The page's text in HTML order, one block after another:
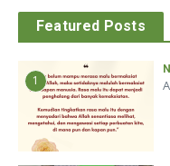
Featured Posts
1